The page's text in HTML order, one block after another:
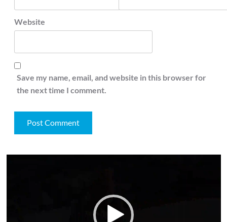
Website
Save my name, email, and website in this browser for
the next time I comment.